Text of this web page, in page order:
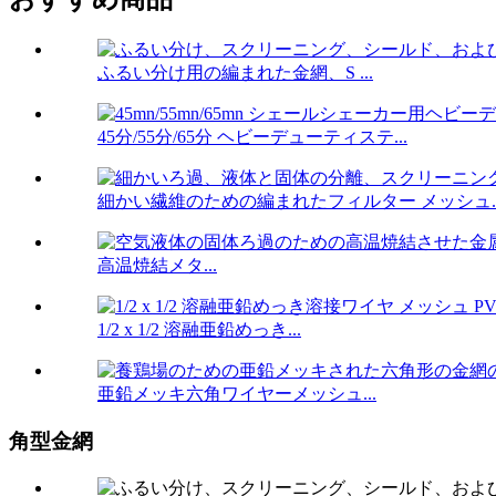
ふるい分け用の編まれた金網、S ...
45分/55分/65分 ヘビーデューティステ...
細かい繊維のための編まれたフィルター メッシュ
高温焼結メタ...
1/2 x 1/2 溶融亜鉛めっき...
亜鉛メッキ六角ワイヤーメッシュ...
角型金網